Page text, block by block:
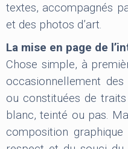
textes, accompagnés
et des photos d’art.
La mise en page de
Chose simple, à
occasionnellement
ou constituées de
blanc, teinté ou pas.
composition